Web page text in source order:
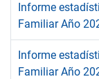
Informe
Familiar Año
Informe
Familiar Año